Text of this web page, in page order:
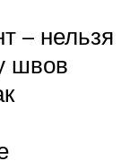
– нельзя
швов